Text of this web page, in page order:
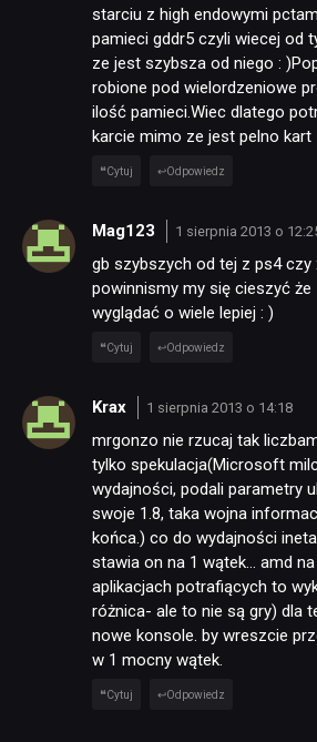
starciu z high endowymi
pamieci gddr5 czyli wiecej od
ze jest szybsza od niego :
robione pod wielordzeniowe
ilość pamieci.Wiec dlatego
karcie mimo ze jest pelno kart
Cytuj Odpowiedz
Mag123 1 sierpnia 2013 o
gb szybszych od tej z ps4 czy
powinnismy my się cieszyć że
wyglądać o wiele lepiej : )
Cytuj Odpowiedz
Krax 1 sierpnia 2013 o 14:18
mrgonzo nie rzucaj tak
tylko spekulacja(Microsoft
wydajności, podali parametry
swoje 1.8, taka wojna
końca.) co do wydajności
stawia on na 1 wątek… amd
aplikacjach potrafiących to
różnica- ale to nie są gry) dla
nowe konsole. by wreszcie
w 1 mocny wątek.
Cytuj Odpowiedz